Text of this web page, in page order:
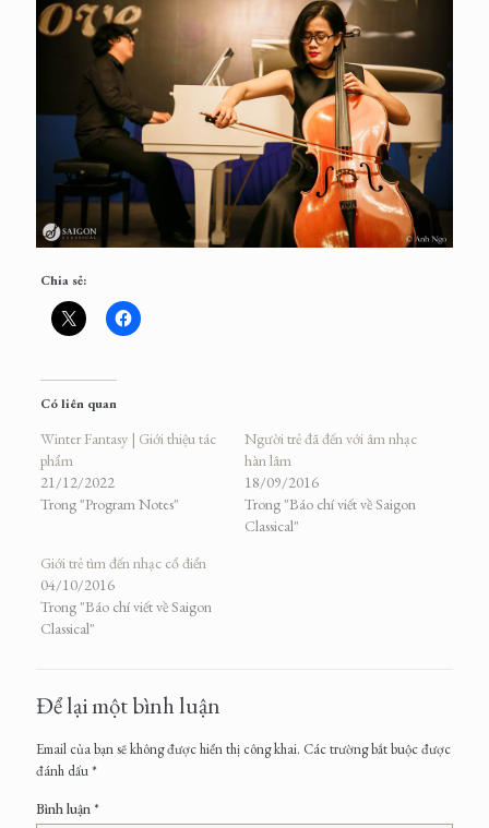
Chia sẻ:
Có liên quan
Winter Fantasy | Giới thiệu tác
phẩm
21/12/2022
Trong "Program Notes"
Người trẻ đã đến với âm nhạc
hàn lâm
18/09/2016
Trong "Báo chí viết về Saigon
Classical"
Giới trẻ tìm đến nhạc cổ điển
04/10/2016
Trong "Báo chí viết về Saigon
Classical"
Để lại một bình luận
Email của bạn sẽ không được hiển thị công khai. Các trường bắt buộc được
đánh dấu*
Bình luận *